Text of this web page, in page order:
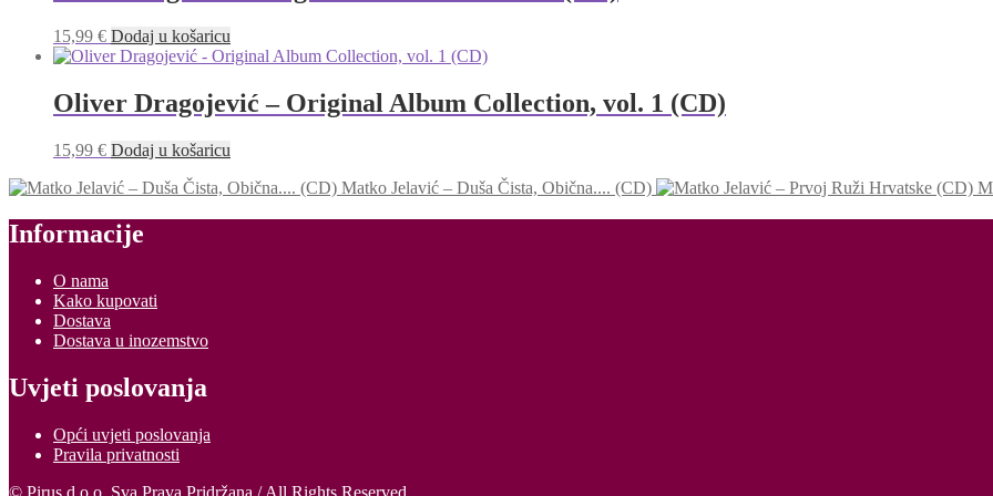
15,99 € Dodaj u košaricu
Oliver Dragojević – Original Album Collection, vol. 1 (CD)
15,99 € Dodaj u košaricu
Matko Jelavić – Duša Čista, Obična.... (CD)
Informacije
O nama
Kako kupovati
Dostava
Dostava u inozemstvo
Uvjeti poslovanja
Opći uvjeti poslovanja
Pravila privatnosti